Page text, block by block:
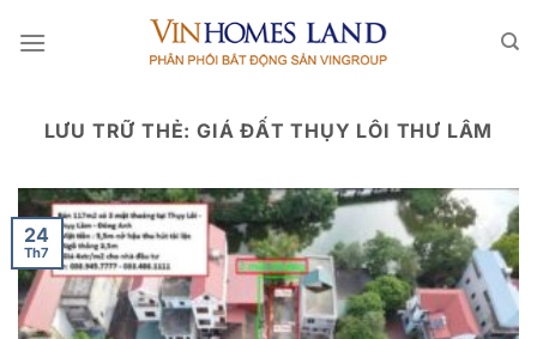
qua
LƯU TRỮ THẺ:GIÁ ĐẤT THỤY LÔI THƯ LÂM
24
Th7